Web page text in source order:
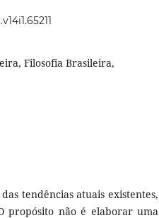
Filosofia Brasileira,
tendências atuais existentes,
propósito não é elaborar uma